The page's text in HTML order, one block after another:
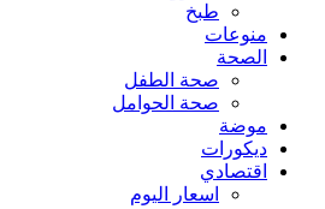
طبخ
منوعات
الصحة
صحة الطفل
صحة الحوامل
موضة
ديكورات
اقتصادي
اسعار اليوم